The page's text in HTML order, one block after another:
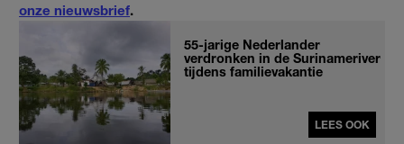
onze nieuwsbrief.
55-jarige Nederlander
verdronken in de Surinameriver
tijdens familievakantie
LEES OOK